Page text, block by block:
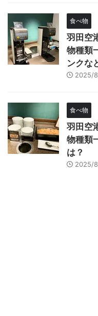
食べ物
羽田空
物種類
ンクな
2025/
食べ物
羽田空
物種類
は？
2025/